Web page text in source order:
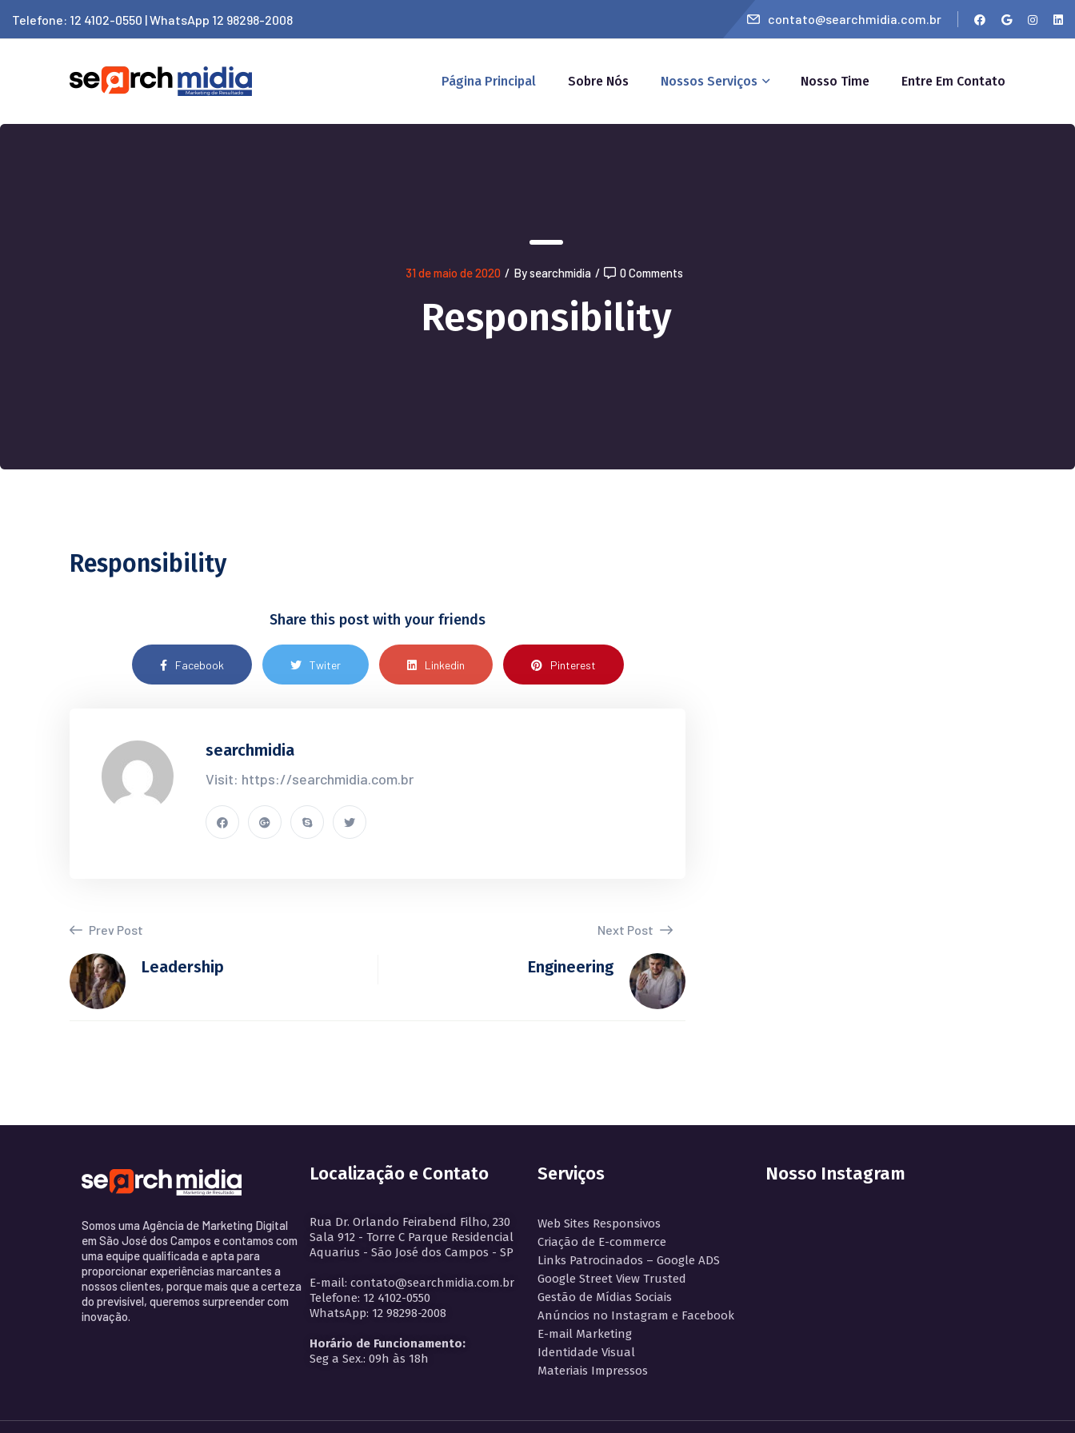
Telefone: 12 4102-0550 | WhatsApp 12 98298-2008 contato@searchmidia.com.br
Página Principal Sobre Nós Nossos Serviços Nosso Time Entre Em Contato
31 de maio de 2020 / By searchmidia / 0 Comments
Responsibility
Responsibility
Share this post with your friends
Facebook Twiter Linkedin Pinterest
searchmidia
Visit: https://searchmidia.com.br
Prev Post
Leadership
Next Post
Engineering
Somos uma Agência de Marketing Digital
em São José dos Campos e contamos com
uma equipe qualificada e apta para
proporcionar experiências marcantes a
nossos clientes, porque mais que a certeza
do previsível, queremos surpreender com
inovação.
Localização e Contato
Rua Dr. Orlando Feirabend Filho, 230
Sala 912 - Torre C Parque Residencial
Aquarius - São José dos Campos - SP
E-mail: contato@searchmidia.com.br
Telefone: 12 4102-0550
WhatsApp: 12 98298-2008
Horário de Funcionamento:
Seg a Sex.: 09h às 18h
Serviços
Web Sites Responsivos
Criação de E-commerce
Links Patrocinados – Google ADS
Google Street View Trusted
Gestão de Mídias Sociais
Anúncios no Instagram e Facebook
E-mail Marketing
Identidade Visual
Materiais Impressos
Nosso Instagram